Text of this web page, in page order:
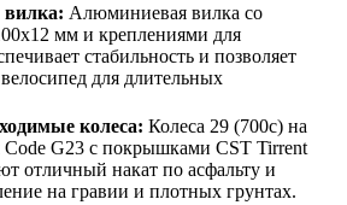
вилка: Алюминиевая вилка со
мм и креплениями для
стабильность и позволяет
для длительных
колеса: Колеса 29 (700c) на
Code G23 с покрышками CST Tirrent
отличный накат по асфальту и
на гравии и плотных грунтах.